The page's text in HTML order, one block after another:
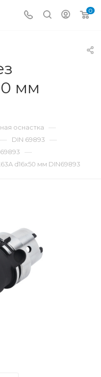
0
мм
оснастка —
— DIN 69893 —
—
d16x50 мм DIN69893